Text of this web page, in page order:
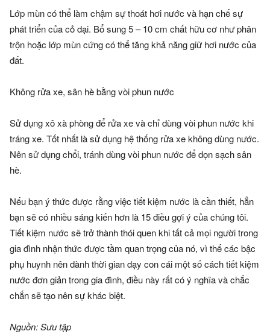
Lớp mùn có thể làm chậm sự thoát hơi nước và hạn chế sự
phát triển của cỏ dại. Bổ sung 5 – 10 cm chất hữu cơ như phân
trộn hoặc lớp mùn cứng có thể tăng khả năng giữ hơi nước của
đất.
Không rửa xe, sân hè bằng vòi phun nước
Sử dụng xô xà phòng để rửa xe và chỉ dùng vòi phun nước khi
tráng xe. Tốt nhất là sử dụng hệ thống rửa xe không dùng nước.
Nên sử dụng chổi, tránh dùng vòi phun nước để dọn sạch sân
hè.
Nếu bạn ý thức được rằng việc tiết kiệm nước là cần thiết, hẳn
bạn sẽ có nhiều sáng kiến hơn là 15 điều gợi ý của chúng tôi.
Tiết kiệm nước sẽ trở thành thói quen khi tất cả mọi người trong
gia đình nhận thức được tầm quan trọng của nó, vì thế các bậc
phụ huynh nên dành thời gian dạy con cái một số cách tiết kiệm
nước đơn giản trong gia đình, điều này rất có ý nghĩa và chắc
chắn sẽ tạo nên sự khác biệt.
Nguồn: Sưu tập